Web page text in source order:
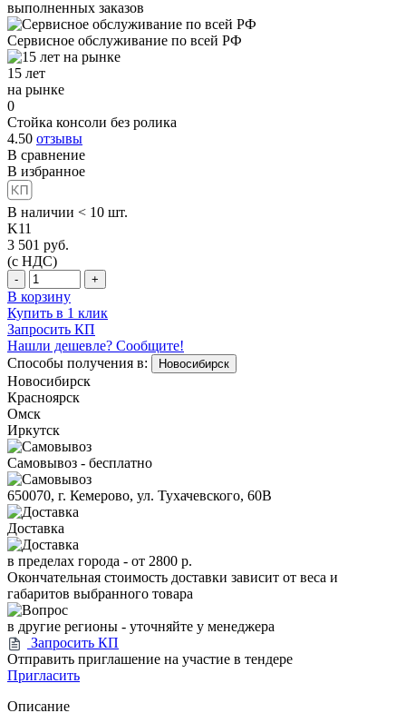
выполненных заказов
Сервисное обслуживание по всей РФ
15 лет
на рынке
0
Стойка консоли без ролика
4.50 отзывы
В сравнение
В избранное
В наличии < 10 шт.
K11
3 501 руб.
(с НДС)
- +
В корзину
Купить в 1 клик
Запросить КП
Нашли дешевле? Сообщите!
Способы получения в:
Новосибирск
Новосибирск
Красноярск
Омск
Иркутск
Самовывоз - бесплатно
650070, г. Кемерово, ул. Тухачевского, 60В
Доставка
в пределах города - от 2800 р.
Окончательная стоимость доставки зависит от веса и
габаритов выбранного товара
в другие регионы - уточняйте у менеджера
Запросить КП
Отправить приглашение на участие в тендере
Пригласить
Описание